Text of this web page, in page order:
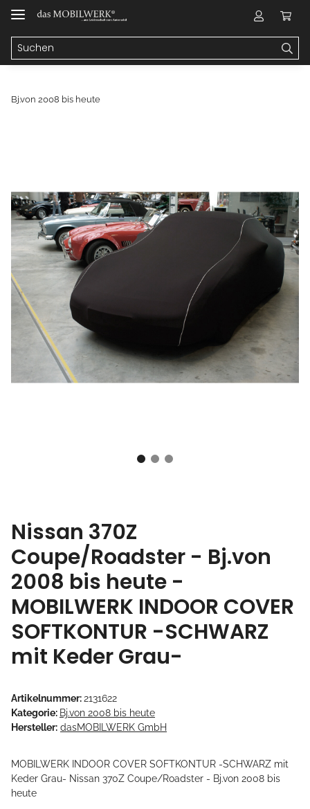
Bj.von 2008 bis heute
Nissan 370Z
Coupe/Roadster - Bj.von
2008 bis heute -
MOBILWERK INDOOR COVER
SOFTKONTUR -SCHWARZ
mit Keder Grau-
Artikelnummer:2131622
Kategorie: Bj.von 2008 bis heute
Hersteller: dasMOBILWERK GmbH
MOBILWERK INDOOR COVER SOFTKONTUR -SCHWARZ mit
Keder Grau- Nissan 370Z Coupe/Roadster - Bj.von 2008 bis
heute